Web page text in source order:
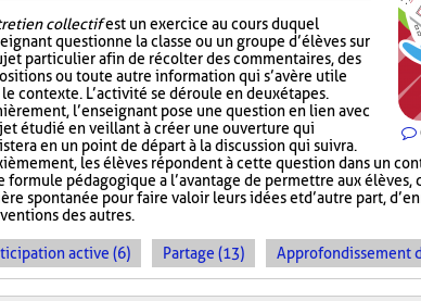
collectifest un exercice au cours duquel
questionne la classe ou un groupe d’élèves sur
particulier afin de récolter des commentaires, des
ou toute autre information qui s’avère utile
le contexte. L’activité se déroule en deux étapes.
l’enseignant pose une question en lien avec
étudié en veillant à créer une ouverture qui
en un point de départ à la discussion qui suivra.
les élèves répondent à cette question dans un
formule pédagogique a l’avantage de permettre aux élèves,
spontanée pour faire valoir leurs idées et d’autre part,
des autres.
active (6) Partage (13) Approfondissement